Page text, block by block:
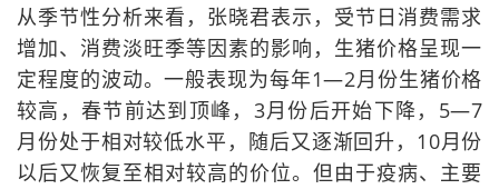
从季节性分析来看，张晓君表示，受节日消费需求
增加、消费淡旺季等因素的影响，生猪价格呈现一
定程度的波动。一般表现为每年1—2月份生猪价格
较高，春节前达到顶峰，3月份后开始下降，5—7
月份处于相对较低水平，随后又逐渐回升，10月份
以后又恢复至相对较高的价位。但由于疫病、主要